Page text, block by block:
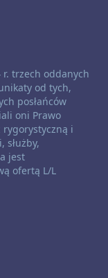
r. trzech oddanych
od tych,
posłańców
oni Prawo
i
służby,
jest
ofertą L/L